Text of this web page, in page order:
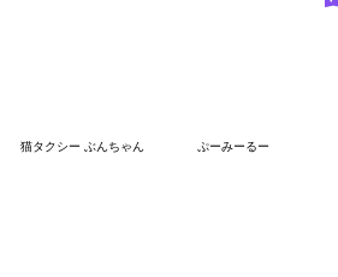
猫タクシー ぶんちゃん ぷーみーるー